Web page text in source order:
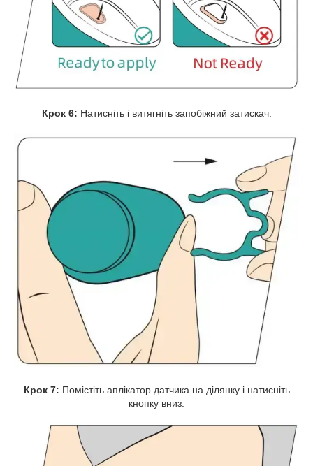
Крок 6: Натисніть і витягніть запобіжний затискач.
Крок 7: Помістіть аплікатор датчика на ділянку і натисніть
кнопку вниз.